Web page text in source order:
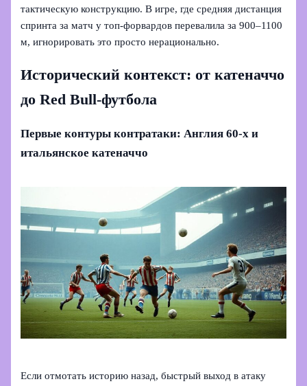
тактическую конструкцию. В игре, где средняя дистанция
спринта за матч у топ-форвардов перевалила за 900–1100
м, игнорировать это просто нерационально.
Исторический контекст: от катеначчо
до Red Bull-футбола
Первые контуры контратаки: Англия 60-х и
итальянское катеначчо
Если отмотать историю назад, быстрый выход в атаку